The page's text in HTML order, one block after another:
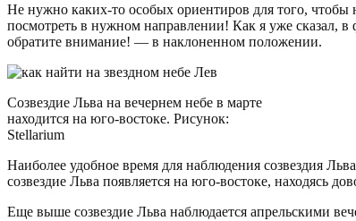
Не нужно каких-то особых ориентиров для того, чтобы
посмотреть в нужном направлении! Как я уже сказал,
обратите внимание! — в наклоненном положении.
Созвездие Льва на вечернем небе в марте
находится на юго-востоке. Рисунок:
Stellarium
Наиболее удобное время для наблюдения созвездия
созвездие Льва появляется на юго-востоке, находясь
Еще выше созвездие Льва наблюдается апрельскими